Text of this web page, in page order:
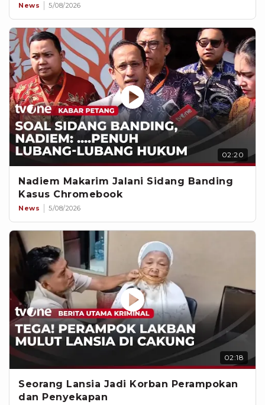
News 5/08/2026
02:20
Nadiem Makarim Jalani Sidang Banding
Kasus Chromebook
News 5/08/2026
02:18
Seorang Lansia Jadi Korban Perampokan
dan Penyekapan